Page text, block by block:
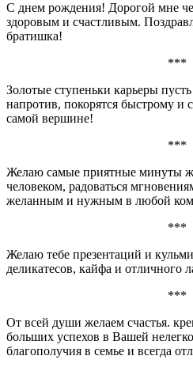
С днем рождения! Дорогой мне
здоровым и счастливым.
братишка!
***
Золотые ступеньки карьеры
напротив, покорятся быстрому и
самой вершине!
***
Желаю самые приятные минуты
человеком, радоваться
желанным и нужным в любой
***
Желаю тебе презентаций и
деликатесов, кайфа и отличного
***
От всей души желаем счастья.
больших успехов в Вашей
благополучия в семье и всегда